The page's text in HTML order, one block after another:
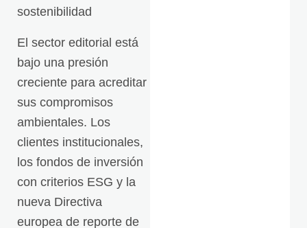
sostenibilidad
El sector editorial está
bajo una presión
creciente para acreditar
sus compromisos
ambientales. Los
clientes institucionales,
los fondos de inversión
con criterios ESG y la
nueva Directiva
europea de reporte de